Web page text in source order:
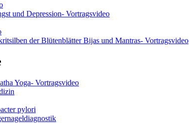
und Depression- Vortragsvideo
der Blütenblätter Bijas und Mantras- Vortragsvideo
Yoga- Vortragsvideo
pylori